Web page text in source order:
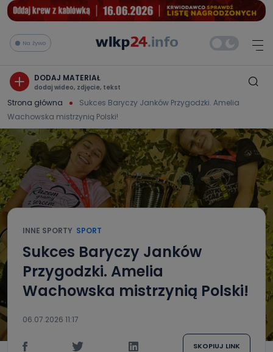
Na żywo
DODAJ MATERIAŁ
dodaj wideo, zdjęcie, tekst
Strona główna
Sukces Baryczy Janków Przygodzki. Amelia
Wachowska mistrzynią Polski!
INNE SPORTY SPORT
Sukces Baryczy Janków
Przygodzki. Amelia
Wachowska mistrzynią Polski!
06.07.2026 11:17
SKOPIUJ LINK